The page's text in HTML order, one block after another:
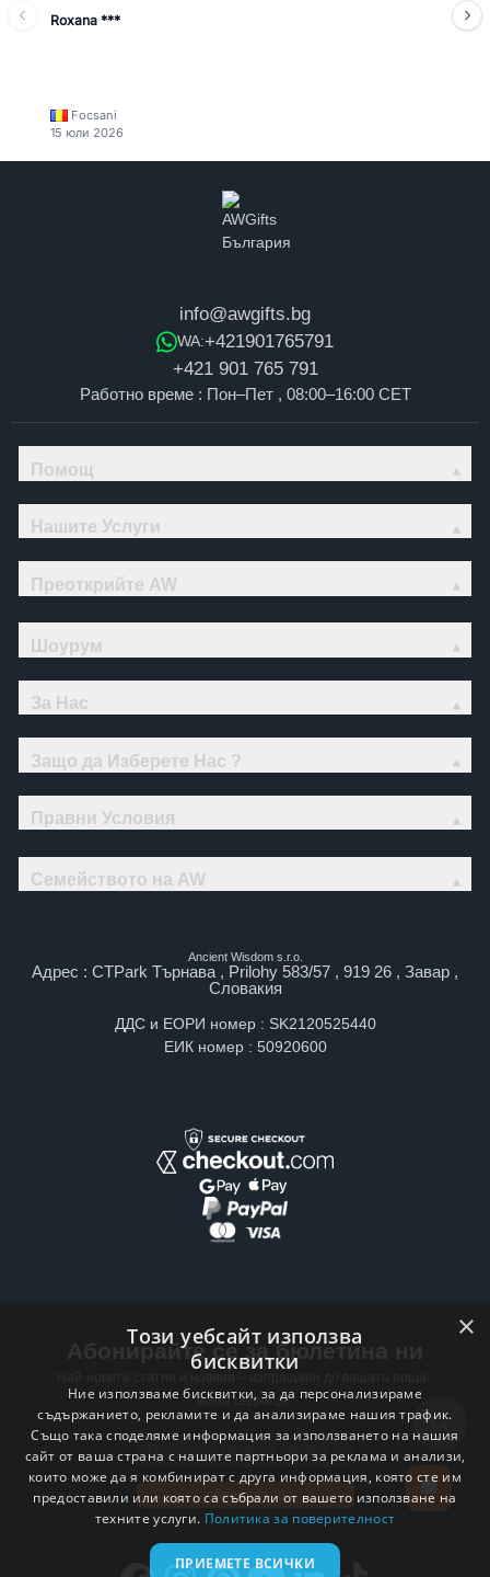
Roxana ***
Focsani
15 юли 2026
info@awgifts.bg
WA:+421901765791
+421 901 765 791
Работно време : Пон–Пет , 08:00–16:00 CET
Помощ
Нашите Услуги
Преоткрийте AW
Шоурум
За Нас
Защо да Изберете Нас ?
Правни Условия
Семейството на AW
Ancient Wisdom s.r.o.
Адрес : CTPark Търнава , Prilohy 583/57 , 919 26 , Завар ,
Словакия
ДДС и ЕОРИ номер : SK2120525440
ЕИК номер : 50920600
Абонирайте се за бюлетина ни
всяка седмица .
Email address
Абонирай се
×
Този уебсайт използва
бисквитки
Ние използваме бисквитки, за да персонализираме
съдържанието, рекламите и да анализираме нашия трафик.
Също така споделяме информация за използването на нашия
сайт от ваша страна с нашите партньори за реклама и анализи,
които може да я комбинират с друга информация, която сте им
предоставили или която са събрали от вашето използване на
техните услуги. Политика за поверителност
ПРИЕМЕТЕ ВСИЧКИ